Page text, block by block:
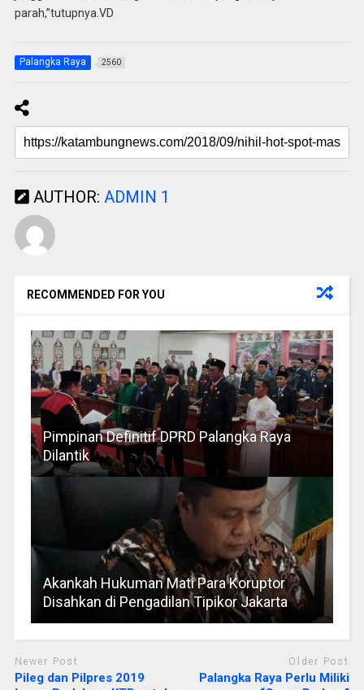
parah,”tutupnya.VD
Palangka Raya 2560
AUTHOR: ADMIN 1
RECOMMENDED FOR YOU
Pimpinan Definitif DPRD Palangka Raya
Dilantik
Akankah Hukuman Mati Para Koruptor
Disahkan di Pengadilan Tipikor Jakarta
Newer Post
Pileg dan Pilpres 2019
Older Post
Palangka Raya Perlu Miliki